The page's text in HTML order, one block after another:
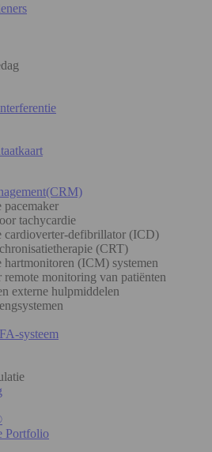
pacemaker
tachycardie
cardioverter-defibrillator (ICD)
(CRT)
hartmonitoren (ICM) systemen
remote monitoring van patiënten
externe hulpmiddelen
systeem
Portfolio